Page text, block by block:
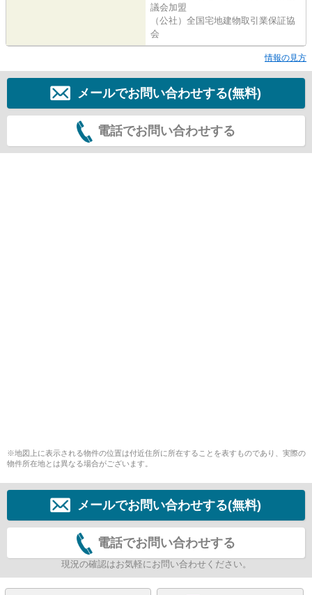
議会加盟
（公社）全国宅地建物取引業保証協
会
情報の見方
メールでお問い合わせする(無料)
電話でお問い合わせする
※地図上に表示される物件の位置は付近住所に所在することを表すものであり、実際の
物件所在地とは異なる場合がございます。
メールでお問い合わせする(無料)
電話でお問い合わせする
現況の確認はお気軽にお問い合わせください。